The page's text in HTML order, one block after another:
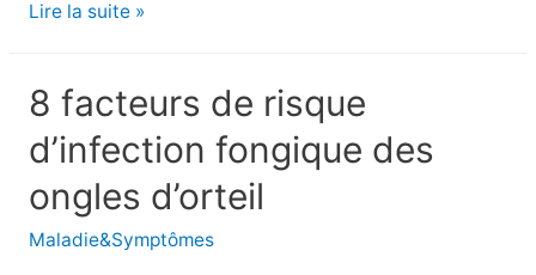
Les
en-
cas
le
diabète
Lire la suite »
8 facteurs de risque
d’infection fongique des
ongles d’orteil
Maladie&Symptômes